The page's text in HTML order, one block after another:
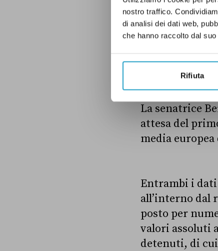
nostro traffico.
di analisi dei dati web,
che hanno raccolto dal
Rifiuta
membri del
Bosnia
Detenuti in
La senatrice
attesa del
media europea
Entrambi i
all’interno dal
posto per
valori assoluti
detenuti, di